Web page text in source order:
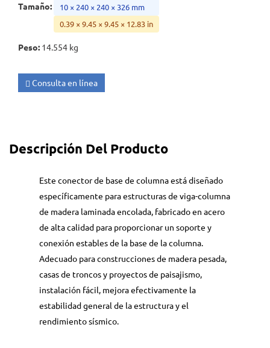
Tamaño:
10 × 240 × 240 × 326 mm
0.39 × 9.45 × 9.45 × 12.83 in
Peso: 14.554 kg
Consulta en línea
Descripción Del Producto
Este conector de base de columna está diseñado
específicamente para estructuras de viga-columna
de madera laminada encolada, fabricado en acero
de alta calidad para proporcionar un soporte y
conexión estables de la base de la columna.
Adecuado para construcciones de madera pesada,
casas de troncos y proyectos de paisajismo,
instalación fácil, mejora efectivamente la
estabilidad general de la estructura y el
rendimiento sísmico.